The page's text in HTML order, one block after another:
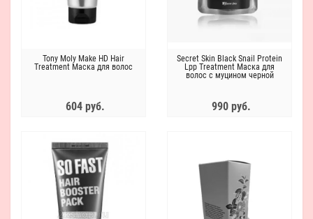
Tony Moly Make HD Hair
Treatment Маска для волос
604 руб.
Secret Skin Black Snail Protein
Lpp Treatment Маска для
волос с муцином черной
990 руб.